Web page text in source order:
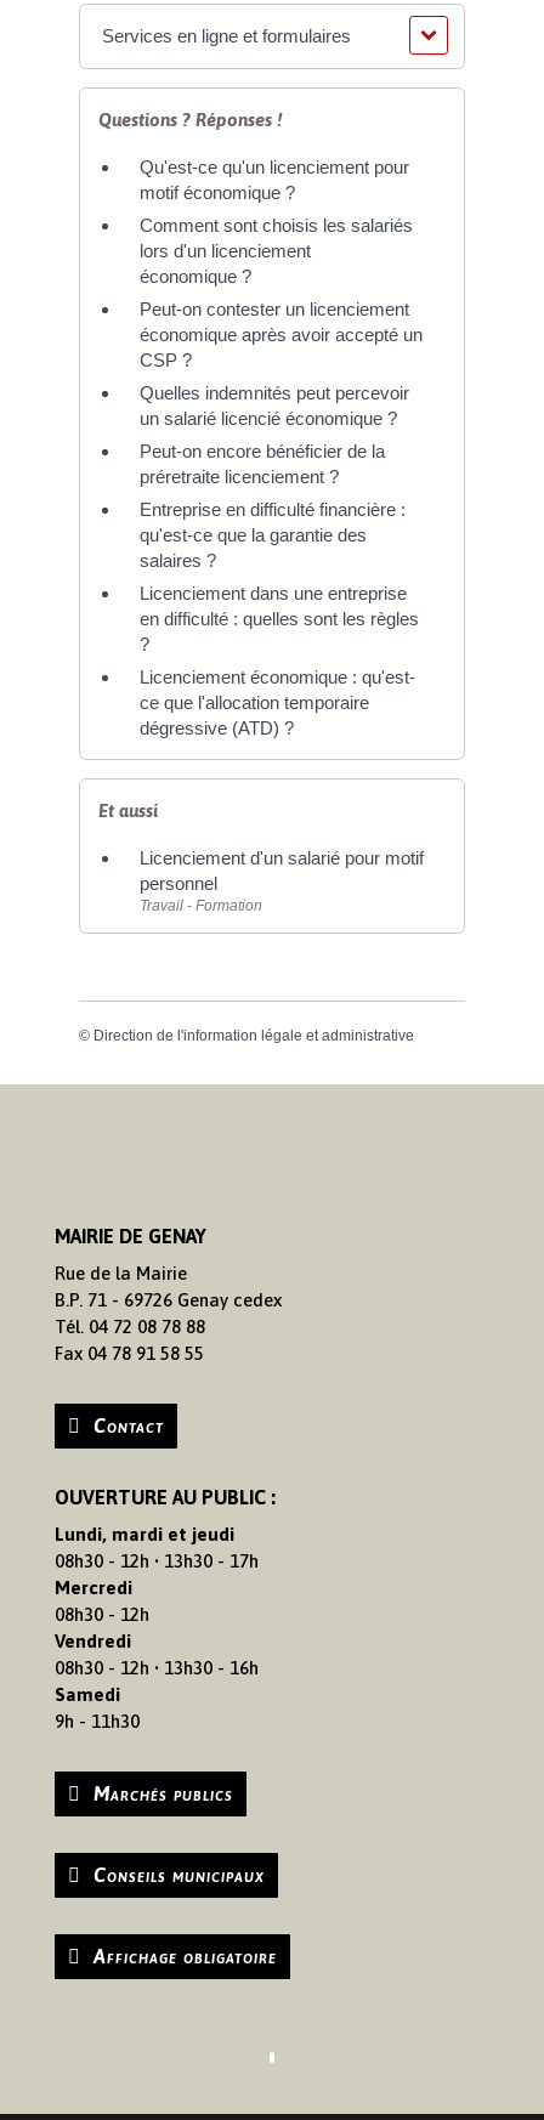
Services en ligne et formulaires
Questions ? Réponses !
Qu'est-ce qu'un licenciement pour
motif économique ?
Comment sont choisis les salariés
lors d'un licenciement
économique ?
Peut-on contester un licenciement
économique après avoir accepté un
CSP ?
Quelles indemnités peut percevoir
un salarié licencié économique ?
Peut-on encore bénéficier de la
préretraite licenciement ?
Entreprise en difficulté financière :
qu'est-ce que la garantie des
salaires ?
Licenciement dans une entreprise
en difficulté : quelles sont les règles
?
Licenciement économique : qu'est-
ce que l'allocation temporaire
dégressive (ATD) ?
Et aussi
Licenciement d'un salarié pour motif
personnel
Travail - Formation
© Direction de l'information légale et administrative
MAIRIE DE GENAY
Rue de la Mairie
B.P. 71 - 69726 Genay cedex
Tél. 04 72 08 78 88
Fax 04 78 91 58 55
Contact
OUVERTURE AU PUBLIC :
Lundi, mardi et jeudi
08h30 - 12h • 13h30 - 17h
Mercredi
08h30 - 12h
Vendredi
08h30 - 12h • 13h30 - 16h
Samedi
9h - 11h30
Marchés publics
Conseils municipaux
Affichage obligatoire